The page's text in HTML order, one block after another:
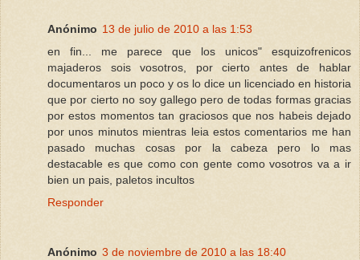
Anónimo 13 de julio de 2010 a las 1:53
en fin... me parece que los unicos" esquizofrenicos
majaderos sois vosotros, por cierto antes de hablar
documentaros un poco y os lo dice un licenciado en historia
que por cierto no soy gallego pero de todas formas gracias
por estos momentos tan graciosos que nos habeis dejado
por unos minutos mientras leia estos comentarios me han
pasado muchas cosas por la cabeza pero lo mas
destacable es que como con gente como vosotros va a ir
bien un pais, paletos incultos
Responder
Anónimo 3 de noviembre de 2010 a las 18:40